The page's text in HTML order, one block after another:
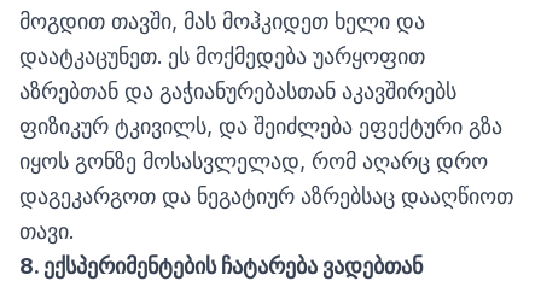
მოგდით თავში, მას მოჰკიდეთ ხელი და
დაატკაცუნეთ. ეს მოქმედება უარყოფით
აზრებთან და გაჭიანურებასთან აკავშირებს
ფიზიკურ ტკივილს, და შეიძლება ეფექტური გზა
იყოს გონზე მოსასვლელად, რომ აღარც დრო
დაგეკარგოთ და ნეგატიურ აზრებსაც დააღწიოთ
თავი.
8. ექსპერიმენტების ჩატარება ვადებთან